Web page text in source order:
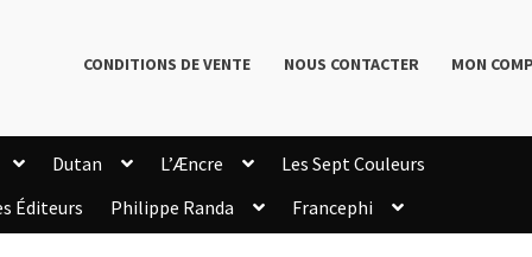
CONDITIONS DE VENTE NOUS CONTACTER MON
Dutan L’Æncre
Les Sept Couleurs
Éditeurs Philippe Randa
Francephi